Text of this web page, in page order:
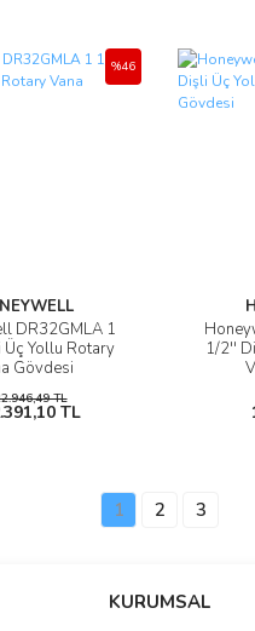
DR32GMLA 1
Yollu Rotary
Gövdesi
%46
TL
TL
1/2''
1 2 3
KURUMSAL